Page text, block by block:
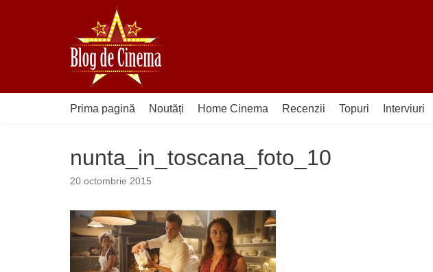
Prima pagină Noutăți Home Cinema Recenzii Topuri Interviuri
nunta_in_toscana_foto_10
20 octombrie 2015